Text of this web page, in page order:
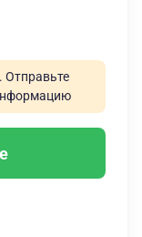
Отправьте